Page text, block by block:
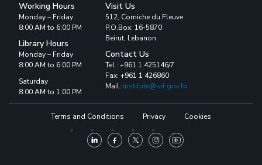
Working Hours
Monday – Friday
8:00 AM to 6:00 PM
Library Hours
Monday – Friday
8:00 AM to 6:00 PM
Saturday
8:00 AM to 1:00 PM
Visit Us
512, Corniche du Fleuve
P.O.Box: 16-5870
Beirut, Lebanon
Contact Us
Tel : +961 1 425146/7
Fax: +961 1 426860
Mail: institute@iof.gov.lb
Terms and Conditions Privacy Cookies